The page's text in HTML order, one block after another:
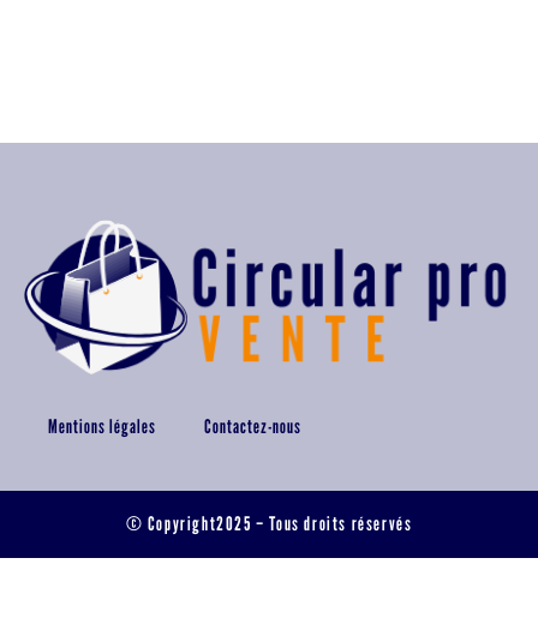
Mentions légales Contactez-nous
© Copyright2025 – Tous droits réservés